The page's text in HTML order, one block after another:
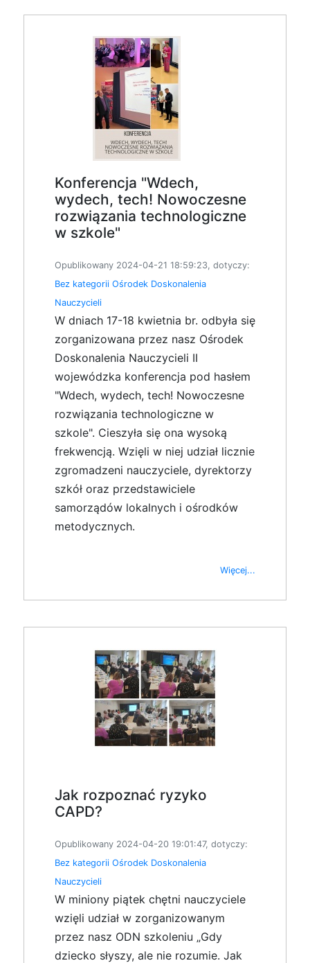
Konferencja "Wdech,
wydech, tech! Nowoczesne
rozwiązania technologiczne
w szkole"
Opublikowany 2024-04-21 18:59:23, dotyczy:
Bez kategorii Ośrodek Doskonalenia
Nauczycieli
W dniach 17-18 kwietnia br. odbyła się
zorganizowana przez nasz Ośrodek
Doskonalenia Nauczycieli II
wojewódzka konferencja pod hasłem
"Wdech, wydech, tech! Nowoczesne
rozwiązania technologiczne w
szkole". Cieszyła się ona wysoką
frekwencją. Wzięli w niej udział licznie
zgromadzeni nauczyciele, dyrektorzy
szkół oraz przedstawiciele
samorządów lokalnych i ośrodków
metodycznych.
Więcej...
Jak rozpoznać ryzyko
CAPD?
Opublikowany 2024-04-20 19:01:47, dotyczy:
Bez kategorii Ośrodek Doskonalenia
Nauczycieli
W miniony piątek chętni nauczyciele
wzięli udział w zorganizowanym
przez nasz ODN szkoleniu „Gdy
dziecko słyszy, ale nie rozumie. Jak